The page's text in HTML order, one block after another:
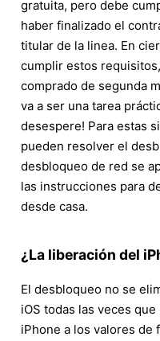
gratuita, pero debe
haber finalizado el
titular de la linea. En
cumplir estos
comprado de segunda
va a ser una tarea
desespere! Para estas
pueden resolver el
desbloqueo de red se
las instrucciones para
desde casa.
¿La liberación del
El desbloqueo no se
iOS todas las veces
iPhone a los valores de